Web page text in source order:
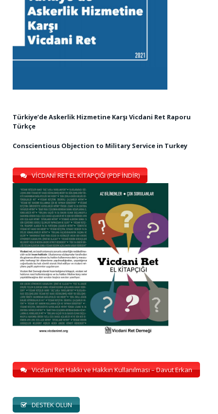
Türkiye’de Askerlik Hizmetine Karşı Vicdani Ret Raporu
Türkçe
Conscientious Objection to Military Service in Turkey
VİCDANİ RET EL KİTAPÇIĞI (PDF İNDİR)
Vicdani Ret Hakkı ve Hakkın Kullanılması – Davut Erkan
DESTEK OLUN